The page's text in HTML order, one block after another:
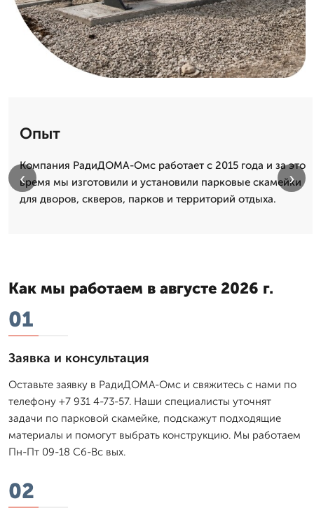
Опыт
Компания РадиДОМА-Омс работает с 2015 года и за это
время мы изготовили и установили парковые скамейки
для дворов, скверов, парков и территорий отдыха.
‹ ›
Как мы работаем в августе 2026 г.
01
Заявка и консультация
Оставьте заявку в РадиДОМА-Омс и свяжитесь с нами по
телефону +7 931 4-73-57. Наши специалисты уточнят
задачи по парковой скамейке, подскажут подходящие
материалы и помогут выбрать конструкцию. Мы работаем
Пн-Пт 09-18 Сб-Вс вых.
02